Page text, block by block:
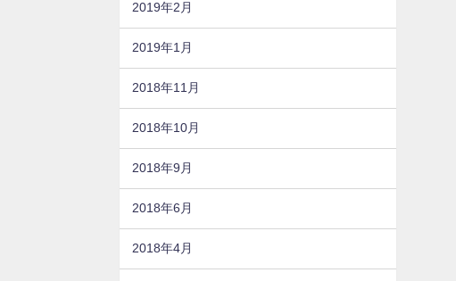
2019年2月
2019年1月
2018年11月
2018年10月
2018年9月
2018年6月
2018年4月